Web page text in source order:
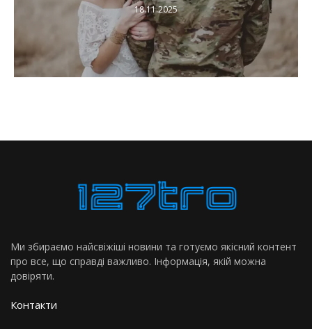
18.11.2025
Ми збираємо найсвіжіші новини та готуємо якісний контент
про все, що справді важливо. Інформація, якій можна
довіряти.
Контакти